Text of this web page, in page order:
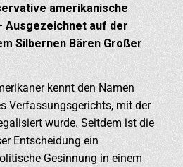
amerikanische
Ausgezeichnet auf der
Silbernen Bären Großer
kennt den Namen
Verfassungsgerichts, mit der
wurde. Seitdem ist die
Entscheidung ein
Gesinnung in einem